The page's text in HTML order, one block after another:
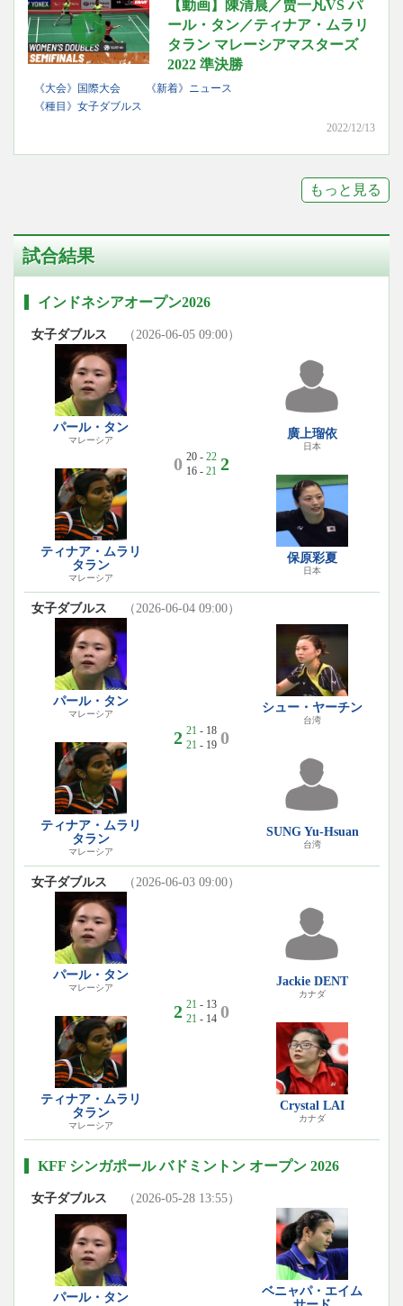
【動画】陳清晨／贾一凡VS パ
ール・タン／ティナア・ムラリ
タラン マレーシアマスターズ
2022 準決勝
《大会》国際大会
《新着》ニュース
《種目》女子ダブルス
2022/12/13
もっと見る
試合結果
インドネシアオープン2026
女子ダブルス （2026-06-05 09:00）
パール・タン
マレーシア
ティナア・ムラリ
タラン
マレーシア
0 20 - 22
16 - 21 2
廣上瑠依
日本
保原彩夏
日本
女子ダブルス （2026-06-04 09:00）
パール・タン
マレーシア
ティナア・ムラリ
タラン
マレーシア
2 21 - 18
21 - 19 0
シュー・ヤーチン
台湾
SUNG Yu-Hsuan
台湾
女子ダブルス （2026-06-03 09:00）
パール・タン
マレーシア
ティナア・ムラリ
タラン
マレーシア
2 21 - 13
21 - 14 0
Jackie DENT
カナダ
Crystal LAI
カナダ
KFF シンガポール バドミントン オープン 2026
女子ダブルス （2026-05-28 13:55）
パール・タン
ベニャパ・エイム